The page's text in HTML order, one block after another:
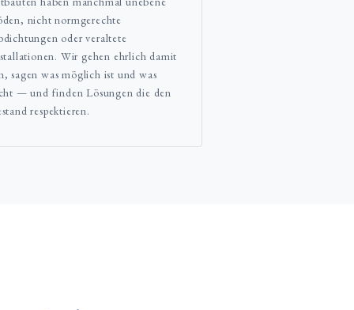
nicht normgerechte
oder veraltete
Wir gehen ehrlich damit
sagen was möglich ist und was
— und finden Lösungen die den
respektieren.